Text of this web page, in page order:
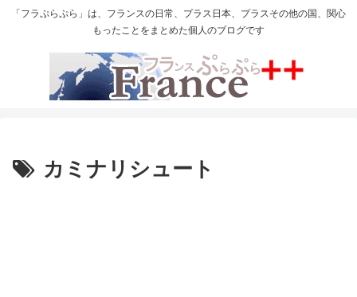
「フラぷらぷら」は、フランスの日常、プラス日本、プラスその他の国、関心
もったことをまとめた個人のブログです
カミナリシュート